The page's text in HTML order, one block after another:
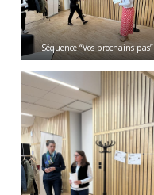
Séquence “Vos prochains pas”